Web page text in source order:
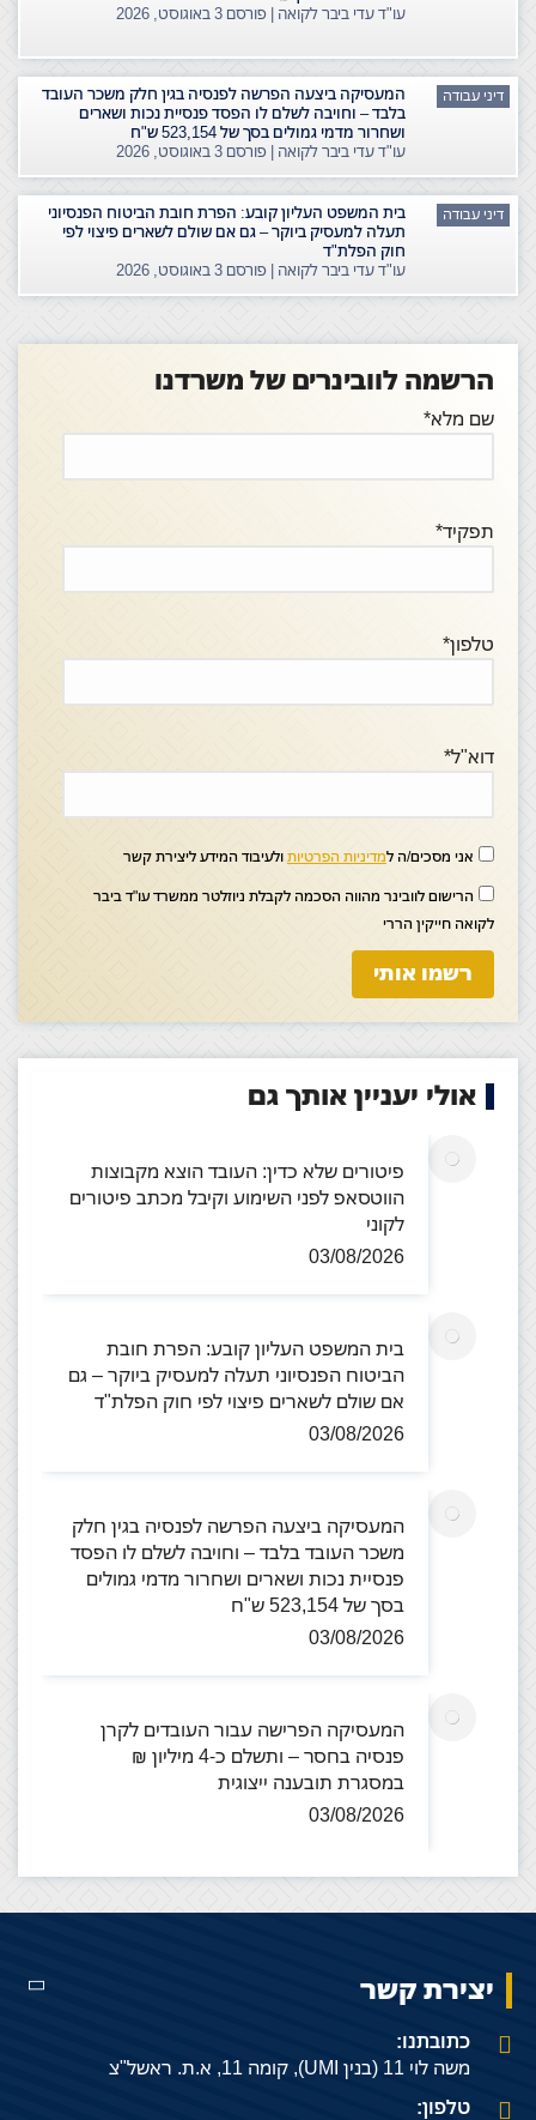
עו"ד עדי ביבר לקואה | פורסם 3 באוגוסט, 2026
דיני עבודה
המעסיקה ביצעה הפרשה לפנסיה בגין חלק משכר העובד
בלבד – וחויבה לשלם לו הפסד פנסיית נכות ושארים
ושחרור מדמי גמולים בסך של 523,154 ש"ח
עו"ד עדי ביבר לקואה | פורסם 3 באוגוסט, 2026
דיני עבודה
בית המשפט העליון קובע: הפרת חובת הביטוח הפנסיוני
תעלה למעסיק ביוקר – גם אם שולם לשארים פיצוי לפי
חוק הפלת"ד
עו"ד עדי ביבר לקואה | פורסם 3 באוגוסט, 2026
הרשמה לוובינרים של משרדנו
שם מלא*
תפקיד*
טלפון*
דוא"ל*
אני מסכים/ה למדיניות הפרטיות ולעיבוד המידע ליצירת קשר
הרישום לוובינר מהווה הסכמה לקבלת ניוזלטר ממשרד עו"ד ביבר
לקואה חייקין הררי
אולי יעניין אותך גם
פיטורים שלא כדין: העובד הוצא מקבוצות
הווטסאפ לפני השימוע וקיבל מכתב פיטורים
לקוני
03/08/2026
בית המשפט העליון קובע: הפרת חובת
הביטוח הפנסיוני תעלה למעסיק ביוקר – גם
אם שולם לשארים פיצוי לפי חוק הפלת"ד
03/08/2026
המעסיקה ביצעה הפרשה לפנסיה בגין חלק
משכר העובד בלבד – וחויבה לשלם לו הפסד
פנסיית נכות ושארים ושחרור מדמי גמולים
בסך של 523,154 ש"ח
03/08/2026
המעסיקה הפרישה עבור העובדים לקרן
פנסיה בחסר – ותשלם כ-4 מיליון ₪
במסגרת תובענה ייצוגית
03/08/2026
יצירת קשר
כתובתנו:
משה לוי 11 (בנין UMI), קומה 11, א.ת. ראשל"צ
טלפון: